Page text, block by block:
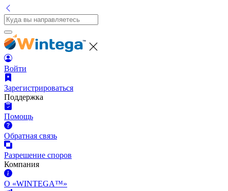
Войти
Зарегистрироваться
Поддержка
Помощь
Обратная связь
Разрешение споров
Компания
О «WINTEGA™»